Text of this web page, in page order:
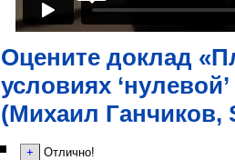
Оцените доклад
условиях
(Михаил Ганчиков,
Отлично!